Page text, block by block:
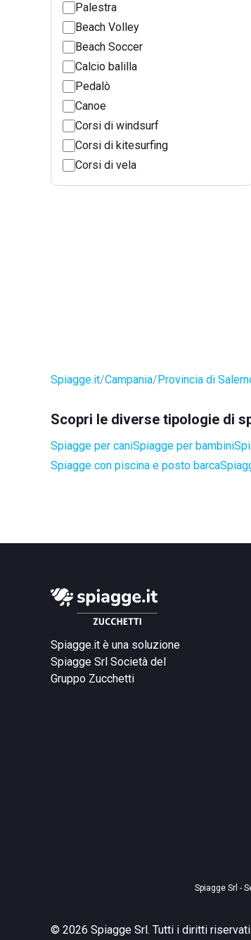
Palestra
Beach Volley
Beach Soccer
Calcio balilla
Pedalò
Canoe
Corsi di windsurf
Corsi di kitesurfing
Corsi di vela
Spiagge.it Campania Provincia di
Scopri le diverse tipologie di
Spiagge per caniSpiagge per bambini
Spiagge con piscina e posto barca
Spiagge.it è una soluzione
Spiagge Srl Società del
Gruppo Zucchetti
Spiagge Srl -
© 2026 Spiagge Srl. Tutti i diritti riservati.